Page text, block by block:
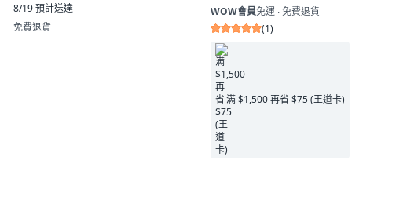
8/19預計送達
免費退貨
WOW會員免運 ∙ 免費退貨
(1)
满 $1,500 再省 $75 (王道卡)